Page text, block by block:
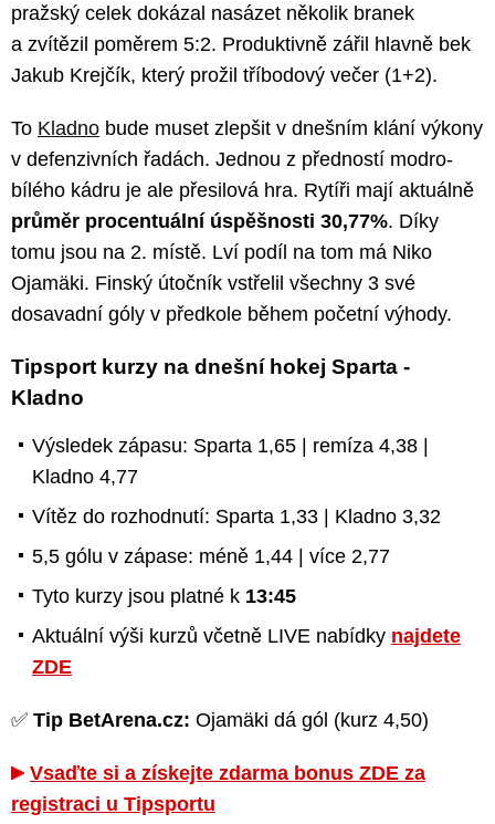
pražský celek dokázal nasázet několik branek
a zvítězil poměrem 5:2. Produktivně zářil hlavně bek
Jakub Krejčík, který prožil tříbodový večer (1+2).
To Kladno bude muset zlepšit v dnešním klání výkony
v defenzivních řadách. Jednou z předností modro-
bílého kádru je ale přesilová hra. Rytíři mají aktuálně
průměr procentuální úspěšnosti 30,77%. Díky
tomu jsou na 2. místě. Lví podíl na tom má Niko
Ojamäki. Finský útočník vstřelil všechny 3 své
dosavadní góly v předkole během početní výhody.
Tipsport kurzy na dnešní hokej Sparta -
Kladno
Výsledek zápasu: Sparta 1,65 | remíza 4,38 |
Kladno 4,77
Vítěz do rozhodnutí: Sparta 1,33 | Kladno 3,32
5,5 gólu v zápase: méně 1,44 | více 2,77
Tyto kurzy jsou platné k 13:45
Aktuální výši kurzů včetně LIVE nabídky najdete
ZDE
✅ Tip BetArena.cz: Ojamäki dá gól (kurz 4,50)
Vsaďte si a získejte zdarma bonus ZDE za
registraci u Tipsportu